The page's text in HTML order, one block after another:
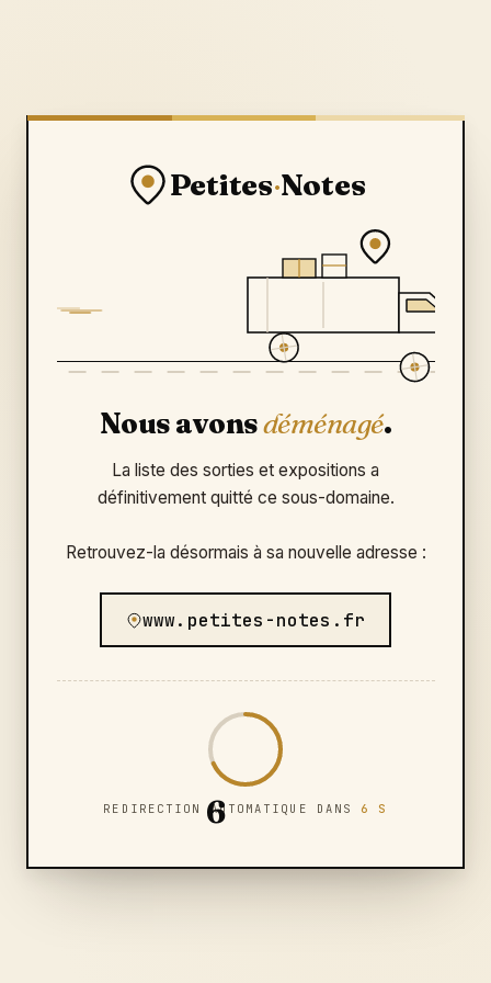
Petites·Notes
Nous avonsdéménagé.
La liste des sorties et expositions a
définitivement quitté ce sous-domaine.
Retrouvez-la désormais à sa nouvelle adresse :
www.petites-notes.fr
6
REDIRECTION AUTOMATIQUE DANS6 S